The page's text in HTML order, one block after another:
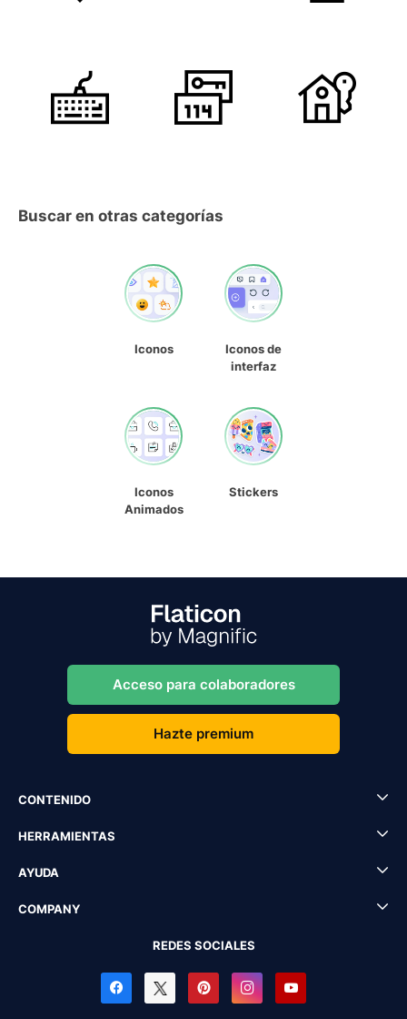
Buscar en otras categorías
Iconos
Iconos de
interfaz
Iconos
Animados
Stickers
Acceso para colaboradores
Hazte premium
CONTENIDO
HERRAMIENTAS
AYUDA
COMPANY
REDES SOCIALES